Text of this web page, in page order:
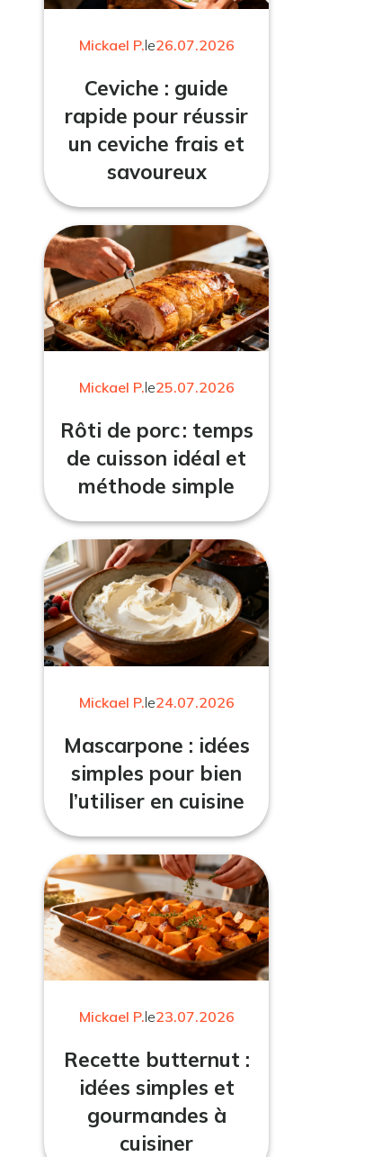
Mickael P.le26.07.2026
Ceviche : guide
rapide pour réussir
un ceviche frais et
savoureux
Mickael P.le25.07.2026
Rôti de porc : temps
de cuisson idéal et
méthode simple
Mickael P.le24.07.2026
Mascarpone : idées
simples pour bien
l’utiliser en cuisine
Mickael P.le23.07.2026
Recette butternut :
idées simples et
gourmandes à
cuisiner